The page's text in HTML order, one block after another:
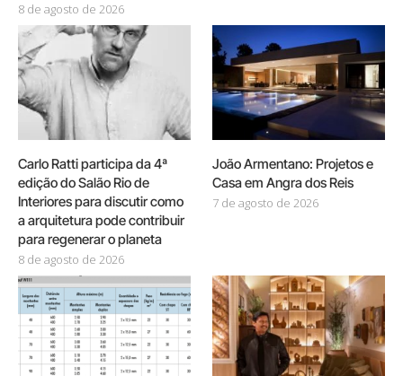
8 de agosto de 2026
Carlo Ratti participa da 4ª
edição do Salão Rio de
Interiores para discutir como
a arquitetura pode contribuir
para regenerar o planeta
8 de agosto de 2026
João Armentano: Projetos e
Casa em Angra dos Reis
7 de agosto de 2026